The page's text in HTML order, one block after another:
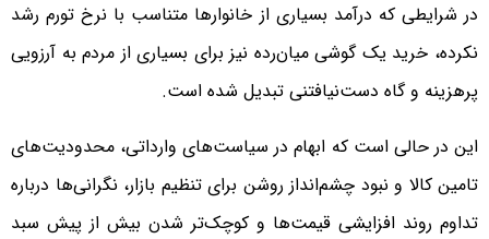
در شرایطی که درآمد بسیاری از خانوارها متناسب با نرخ تورم رشد
نکرده، خرید یک گوشی میان‌رده نیز برای بسیاری از مردم به آرزویی
پرهزینه و گاه دست‌نیافتنی تبدیل شده است.
این در حالی است که ابهام در سیاست‌های وارداتی، محدودیت‌های
تامین کالا و نبود چشم‌انداز روشن برای تنظیم بازار، نگرانی‌ها درباره
تداوم روند افزایشی قیمت‌ها و کوچک‌تر شدن بیش از پیش سبد